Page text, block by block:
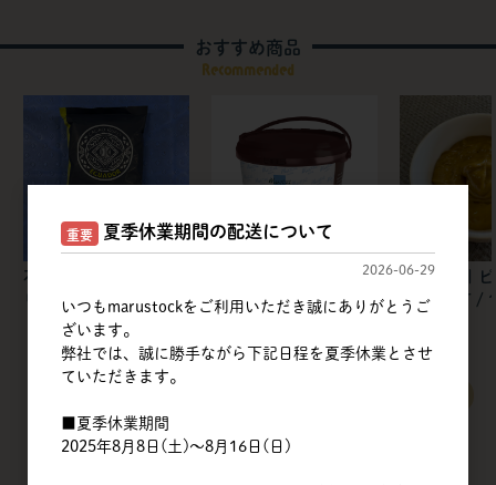
おすすめ商品
Recommended
不二製油 | カカオクオ
マスターマルティーニ
ジャパン | ブルネッ
筑波乳業 | ピ
ペーストT /
重要 夏季休業期間の配送について
2026-06-29
いつもmarustockをご利用いただき誠にありがとうご
ざいます。
弊社では、誠に勝手ながら下記日程を夏季休業とさせ
ていただきます。
■夏季休業期間
2025年8月8日(土)～8月16日(日)